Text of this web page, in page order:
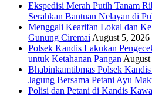
Ekspedisi Merah Putih Tanam
Serahkan Bantuan Nelayan di
Menggali Kearifan Lokal dan
Gunung Ciremai August 5, 2026
Polsek Kandis Lakukan
untuk Ketahanan Pangan
Bhabinkamtibmas Polsek
Jagung Bersama Petani Ayu
Polisi dan Petani di Kandis